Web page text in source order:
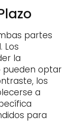
partes
Los
la
pueden optar
los
a
para